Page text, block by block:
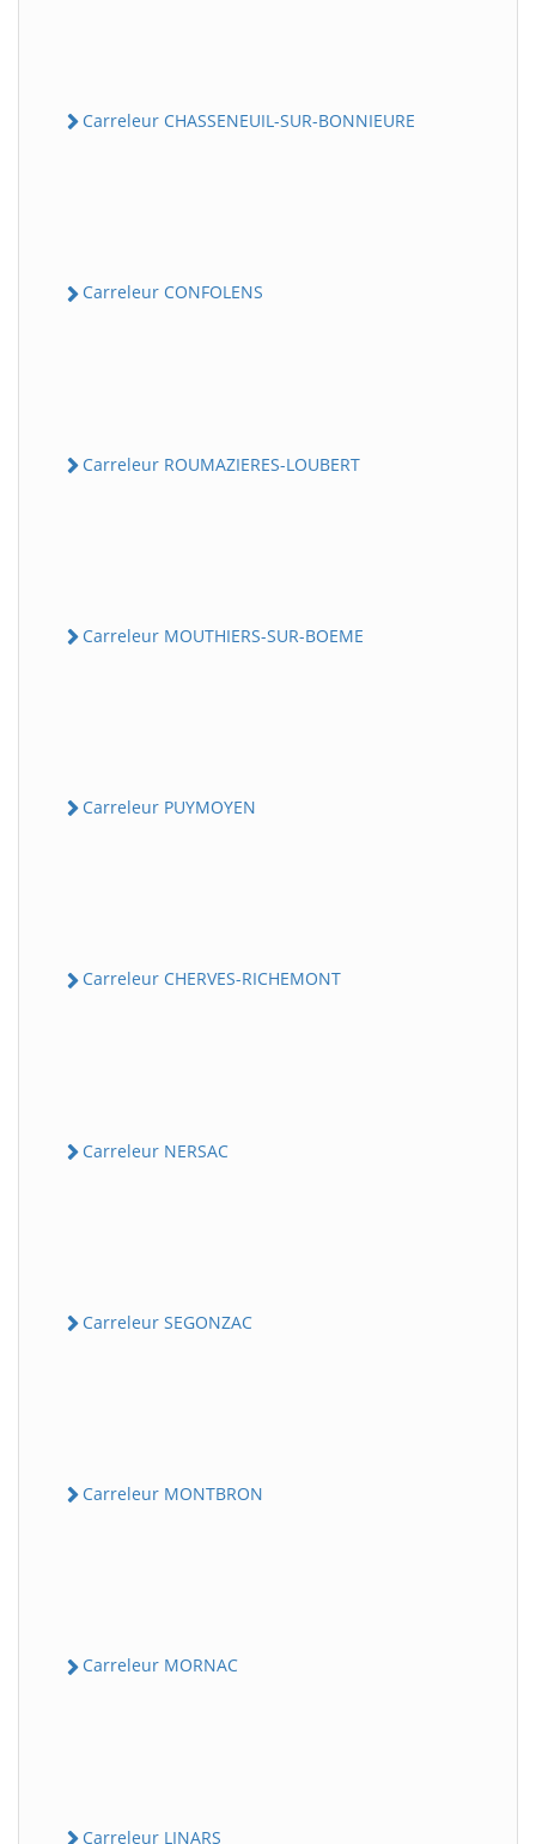
Carreleur CHASSENEUIL-SUR-BONNIEURE
Carreleur CONFOLENS
Carreleur ROUMAZIERES-LOUBERT
Carreleur MOUTHIERS-SUR-BOEME
Carreleur PUYMOYEN
Carreleur CHERVES-RICHEMONT
Carreleur NERSAC
Carreleur SEGONZAC
Carreleur MONTBRON
Carreleur MORNAC
Carreleur LINARS